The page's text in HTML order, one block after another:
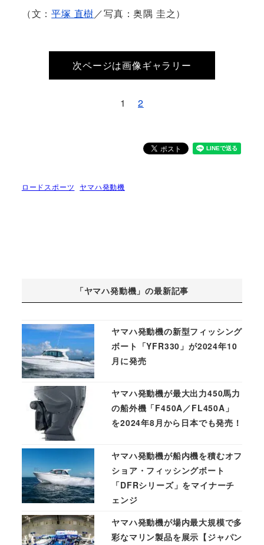
（文：平塚 直樹／写真：奥隅 圭之）
次ページは画像ギャラリー
1 2
ロードスポーツ ヤマハ発動機
「ヤマハ発動機」の最新記事
ヤマハ発動機の新型フィッシング
ボート「YFR330」が2024年10
月に発売
ヤマハ発動機が最大出力450馬力
の船外機「F450A／FL450A」
を2024年8月から日本でも発売！
ヤマハ発動機が船内機を積むオフ
ショア・フィッシングボート
「DFRシリーズ」をマイナーチ
ェンジ
ヤマハ発動機が場内最大規模で多
彩なマリン製品を展示【ジャパン